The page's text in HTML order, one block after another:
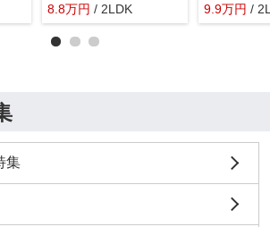
8.8万円 / 2LDK
9.9万円 /
集